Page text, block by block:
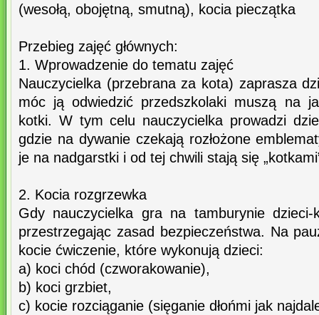
(wesołą, obojętną, smutną), kocia pieczątka
Przebieg zajęć głównych:
1. Wprowadzenie do tematu zajęć
Nauczycielka (przebrana za kota) zaprasza
móc ją odwiedzić przedszkolaki muszą na
kotki. W tym celu nauczycielka prowadzi
gdzie na dywanie czekają rozłożone
je na nadgarstki i od tej chwili stają się
2. Kocia rozgrzewka
Gdy nauczycielka gra na tamburynie
przestrzegając zasad bezpieczeństwa. Na
kocie ćwiczenie, które wykonują dzieci:
a) koci chód (czworakowanie),
b) koci grzbiet,
c) kocie rozciąganie (sięganie dłońmi jak